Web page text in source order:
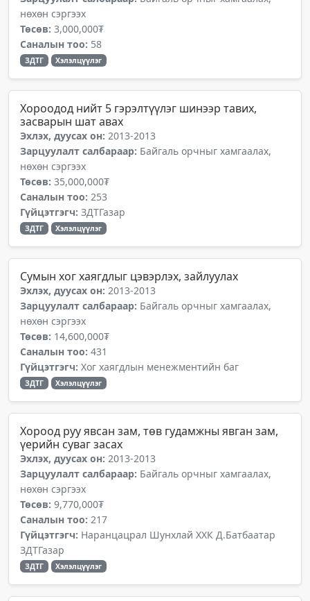
нөхөн сэргээх
Төсөв: 3,000,000₮
Саналын тоо: 58
ЗДТГ Хэлэлцүүлэг
Хороодод нийт 5 гэрэлтүүлэг шинээр тавих,
засварын шат авах
Эхлэх, дуусах он: 2013-2013
Зарцуулалт салбараар: Байгаль орчныг хамгаалах,
нөхөн сэргээх
Төсөв: 35,000,000₮
Саналын тоо: 253
Гүйцэтгэгч: ЗДТГазар
ЗДТГ Хэлэлцүүлэг
Сумын хог хаягдлыг цэвэрлэх, зайлуулах
Эхлэх, дуусах он: 2013-2013
Зарцуулалт салбараар: Байгаль орчныг хамгаалах,
нөхөн сэргээх
Төсөв: 14,600,000₮
Саналын тоо: 431
Гүйцэтгэгч: Хог хаягдлын менежментийн баг
ЗДТГ Хэлэлцүүлэг
Хороод руу явсан зам, төв гудамжны явган зам,
үерийн суваг засах
Эхлэх, дуусах он: 2013-2013
Зарцуулалт салбараар: Байгаль орчныг хамгаалах,
нөхөн сэргээх
Төсөв: 9,770,000₮
Саналын тоо: 217
Гүйцэтгэгч: Наранцацрал Шунхлай ХХК Д.Батбаатар
ЗДТГазар
ЗДТГ Хэлэлцүүлэг